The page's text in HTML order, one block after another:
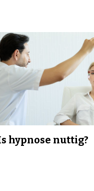
hypnose nuttig?